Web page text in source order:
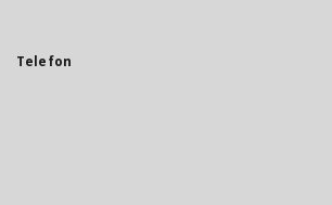
Telefon